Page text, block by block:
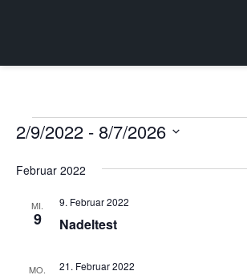
Veranstaltungen
2/9/2022 - 8/7/2026
wählen.
Februar 2022
MI.
9 Nadeltest
9. Februar 2022
MO. 21. Februar 2022